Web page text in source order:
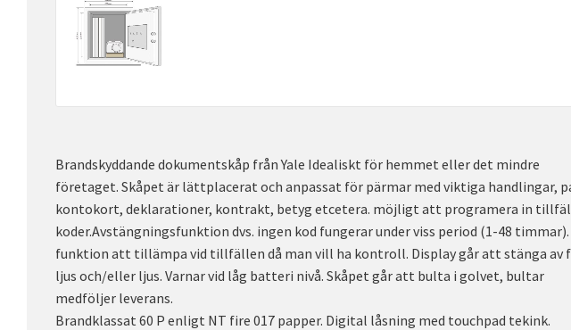
Brandskyddande dokumentskåp från Yale Idealiskt för hemmet eller det mindre
företaget. Skåpet är lättplacerat och anpassat för pärmar med viktiga handlingar,
kontokort, deklarationer, kontrakt, betyg etcetera. möjligt att programera in
koder.Avstängningsfunktion dvs. ingen kod fungerar under viss period (1-48 timmar).
funktion att tillämpa vid tillfällen då man vill ha kontroll. Display går att stänga av
ljus och/eller ljus. Varnar vid låg batteri nivå. Skåpet går att bulta i golvet, bultar
medföljer leverans.
Brandklassat 60 P enligt NT fire 017 papper. Digital låsning med touchpad tekink.